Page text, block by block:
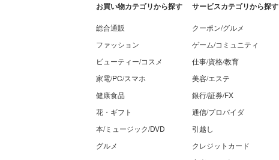
お買い物カテゴリから探す
総合通販
ファッション
ビューティー/コスメ
家電/PC/スマホ
健康食品
花・ギフト
本/ミュージック/DVD
グルメ
サービスカテゴリから探す
クーポン/グルメ
ゲーム/コミュニティ
仕事/資格/教育
美容/エステ
銀行/証券/FX
通信/プロバイダ
引越し
クレジットカード